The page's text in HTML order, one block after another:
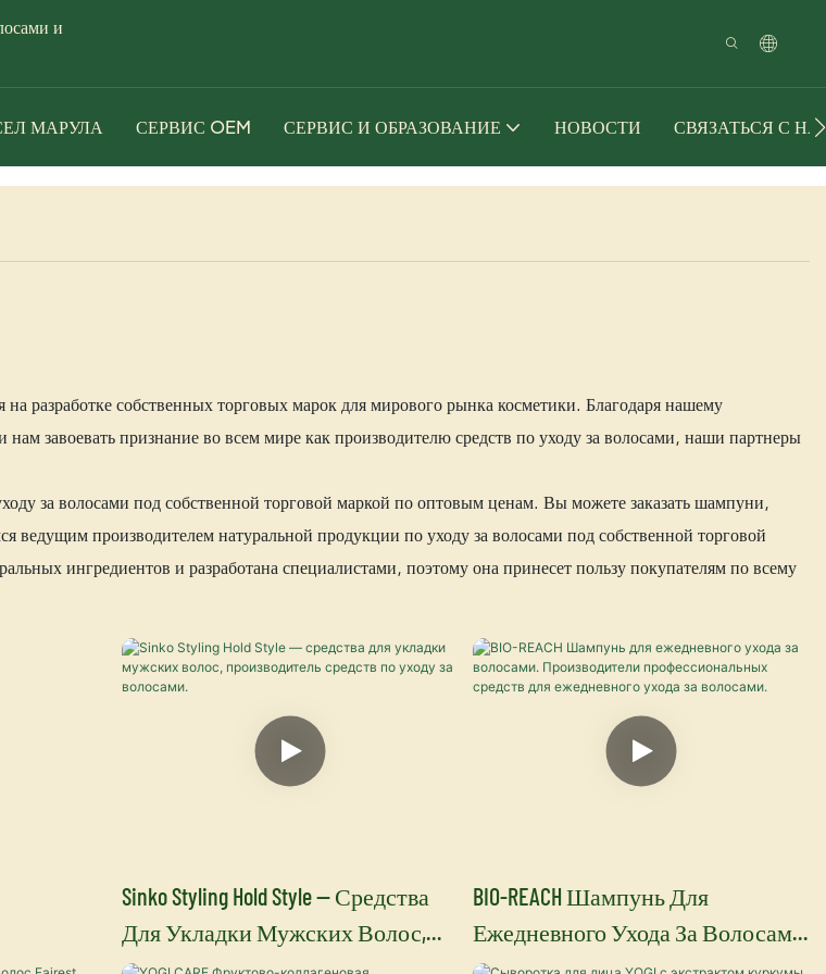
и
МАРУЛА СЕРВИС OEM СЕРВИС И ОБРАЗОВАНИЕ НОВОСТИ СВЯЗАТЬСЯ С
разработке собственных торговых марок для мирового рынка косметики. Благодаря нашему
завоевать признание во всем мире как производителю средств по уходу за волосами, наши партнеры
за волосами под собственной торговой маркой по оптовым ценам. Вы можете заказать шампуни,
производителем натуральной продукции по уходу за волосами под собственной торговой
ингредиентов и разработана специалистами, поэтому она принесет пользу покупателям по всему
Sinko Styling Hold Style — Средства
Для Укладки Мужских Волос,
Производитель Средств По
BIO-REACH Шампунь Для
Ежедневного Ухода За Волосами.
Производители